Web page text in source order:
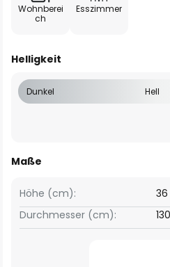
Wohnberei
ch
Esszimmer
Helligkeit
Dunkel Hell
Maße
Höhe (cm):
36
Durchmesser (cm):
130